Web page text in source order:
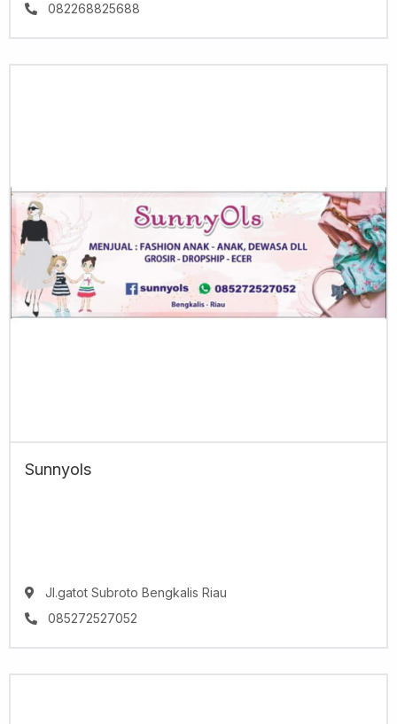
082268825688
Sunnyols
Jl.gatot Subroto Bengkalis Riau
085272527052